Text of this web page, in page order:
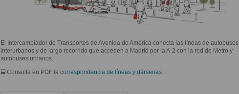
El Intercambiador de Transportes de Avenida de América conecta las líneas de autobuses
interurbanos y de largo recorrido que acceden a Madrid por la A-2 con la red de Metro y
autobuses urbanos.
🚍 Consulta en PDF la correspondencia de líneas y dársenas.